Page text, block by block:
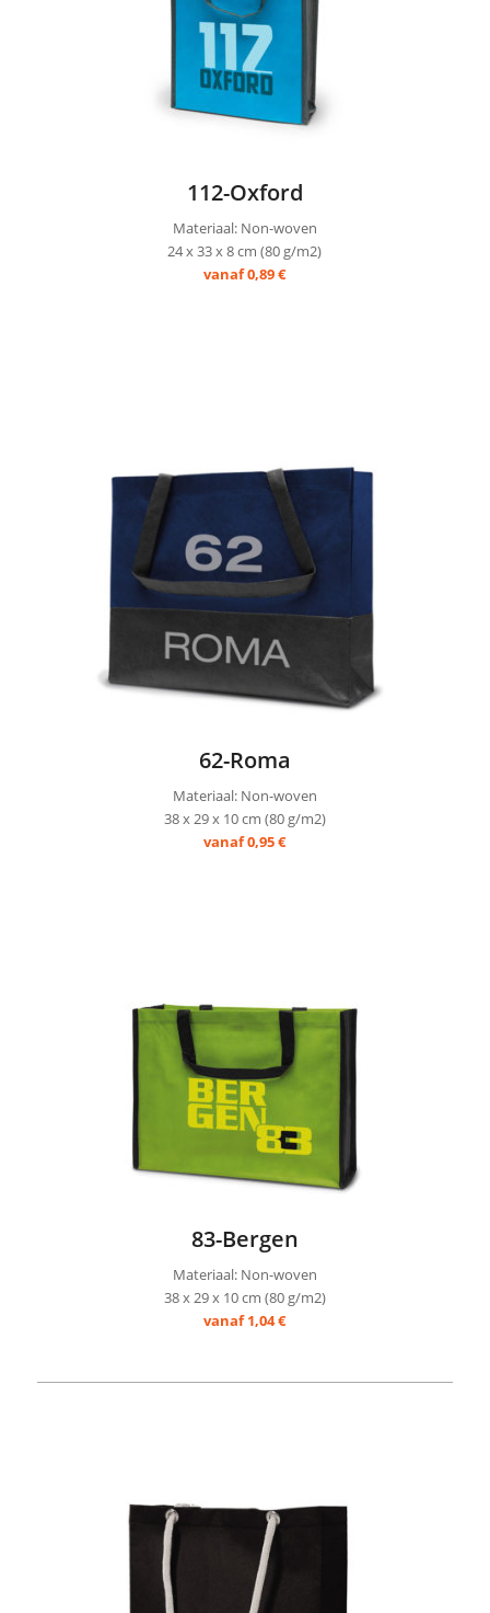
112-Oxford
Materiaal: Non-woven
24 x 33 x 8 cm (80 g/m2)
vanaf 0,89 €
62-Roma
Materiaal: Non-woven
38 x 29 x 10 cm (80 g/m2)
vanaf 0,95 €
83-Bergen
Materiaal: Non-woven
38 x 29 x 10 cm (80 g/m2)
vanaf 1,04 €